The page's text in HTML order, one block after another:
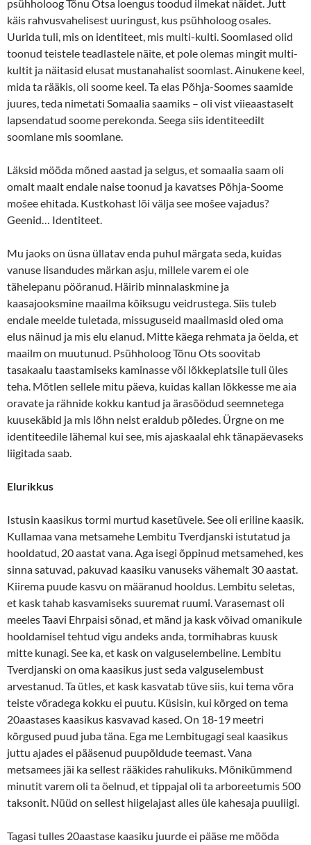
psühholoog Tõnu Otsa loengus toodud ilmekat näidet. Jutt
käis rahvusvahelisest uuringust, kus psühholoog osales.
Uurida tuli, mis on identiteet, mis multi-kulti. Soomlased olid
toonud teistele teadlastele näite, et pole olemas mingit multi-
kultit ja näitasid elusat mustanahalist soomlast. Ainukene keel,
mida ta rääkis, oli soome keel. Ta elas Põhja-Soomes saamide
juures, teda nimetati Somaalia saamiks – oli vist viieaastaselt
lapsendatud soome perekonda. Seega siis identiteedilt
soomlane mis soomlane.
Läksid mööda mõned aastad ja selgus, et somaalia saam oli
omalt maalt endale naise toonud ja kavatses Põhja-Soome
mošee ehitada. Kustkohast lõi välja see mošee vajadus?
Geenid… Identiteet.
Mu jaoks on üsna üllatav enda puhul märgata seda, kuidas
vanuse lisandudes märkan asju, millele varem ei ole
tähelepanu pööranud. Häirib minnalaskmine ja
kaasajooksmine maailma kõiksugu veidrustega. Siis tuleb
endale meelde tuletada, missuguseid maailmasid oled oma
elus näinud ja mis elu elanud. Mitte käega rehmata ja öelda, et
maailm on muutunud. Psühholoog Tõnu Ots soovitab
tasakaalu taastamiseks kaminasse või lõkkeplatsile tuli üles
teha. Mõtlen sellele mitu päeva, kuidas kallan lõkkesse me aia
oravate ja rähnide kokku kantud ja ärasöödud seemnetega
kuusekäbid ja mis lõhn neist eraldub põledes. Ürgne on me
identiteedile lähemal kui see, mis ajaskaalal ehk tänapäevaseks
liigitada saab.
Elurikkus
Istusin kaasikus tormi murtud kasetüvele. See oli eriline kaasik.
Kullamaa vana metsamehe Lembitu Tverdjanski istutatud ja
hooldatud, 20 aastat vana. Aga isegi õppinud metsamehed, kes
sinna satuvad, pakuvad kaasiku vanuseks vähemalt 30 aastat.
Kiirema puude kasvu on määranud hooldus. Lembitu seletas,
et kask tahab kasvamiseks suuremat ruumi. Varasemast oli
meeles Taavi Ehrpaisi sõnad, et mänd ja kask võivad omanikule
hooldamisel tehtud vigu andeks anda, tormihabras kuusk
mitte kunagi. See ka, et kask on valguselembeline. Lembitu
Tverdjanski on oma kaasikus just seda valguselembust
arvestanud. Ta ütles, et kask kasvatab tüve siis, kui tema võra
teiste võradega kokku ei puutu. Küsisin, kui kõrged on tema
20aastases kaasikus kasvavad kased. On 18-19 meetri
kõrgused puud juba täna. Ega me Lembitugagi seal kaasikus
juttu ajades ei pääsenud puupõldude teemast. Vana
metsamees jäi ka sellest rääkides rahulikuks. Mõnikümmend
minutit varem oli ta öelnud, et tippajal oli ta arboreetumis 500
taksonit. Nüüd on sellest hiigelajast alles üle kahesaja puuliigi.
Tagasi tulles 20aastase kaasiku juurde ei pääse me mööda